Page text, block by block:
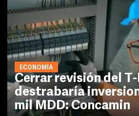
ECONOMÍA
Cerrar revisión del T-
destrabaría
mil MDD: Concamin